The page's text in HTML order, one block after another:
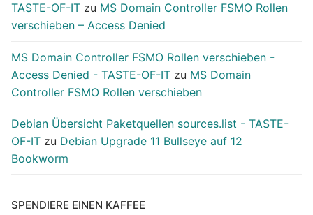
TASTE-OF-IT zu MS Domain Controller FSMO Rollen
verschieben – Access Denied
MS Domain Controller FSMO Rollen verschieben -
Access Denied - TASTE-OF-IT zu MS Domain
Controller FSMO Rollen verschieben
Debian Übersicht Paketquellen sources.list - TASTE-
OF-IT zu Debian Upgrade 11 Bullseye auf 12
Bookworm
SPENDIERE EINEN KAFFEE